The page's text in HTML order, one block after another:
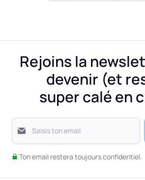
Rejoins la
devenir (et
super calé en
Saisis ton email
Ton email restera toujours confidentiel.